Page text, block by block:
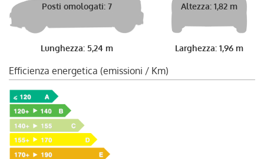
Posti omologati: 7
Lunghezza: 5,24 m
Altezza: 1,82 m
Larghezza: 1,96 m
Efficienza energetica (emissioni / Km)